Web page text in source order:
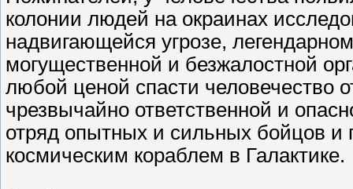
колонии людей на окраинах
надвигающейся угрозе,
могущественной и безжалостной
любой ценой спасти человечество
чрезвычайно ответственной и
отряд опытных и сильных бойцов
космическим кораблем в Галактике.